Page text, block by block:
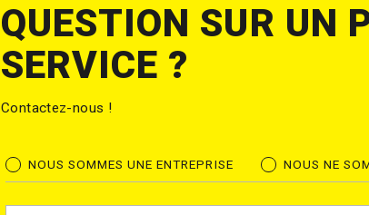
QUESTION SUR UN
SERVICE ?
Contactez-nous !
NOUS SOMMES UNE ENTREPRISE NOUS NE